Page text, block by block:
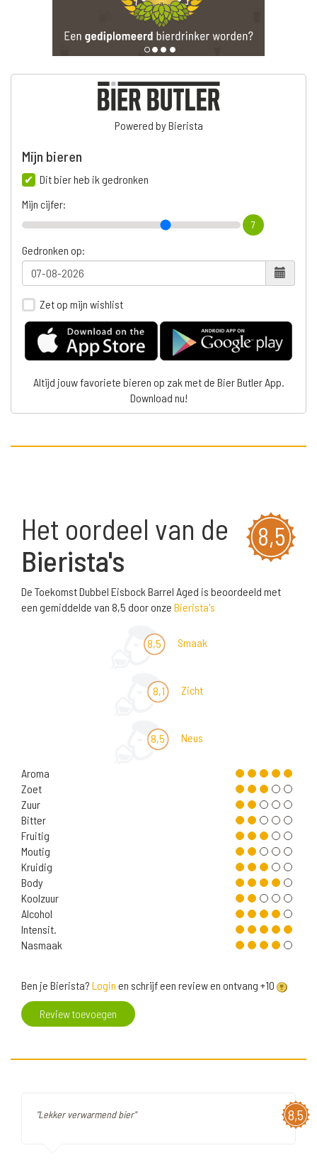
Powered by Bierista
Mijn bieren
Dit bier heb ik gedronken
Mijn cijfer:
7
Gedronken op:
Zet op mijn wishlist
Altijd jouw favoriete bieren op zak met de Bier Butler App.
Download nu!
8,5
Het oordeel van de
Bierista's
De Toekomst Dubbel Eisbock Barrel Aged is beoordeeld met
een gemiddelde van 8,5 door onze Bierista's
8,5 Smaak
8,1 Zicht
8,5 Neus
Aroma
Zoet
Zuur
Bitter
Fruitig
Moutig
Kruidig
Body
Koolzuur
Alcohol
Intensit.
Nasmaak
Ben je Bierista? Login en schrijf een review en ontvang +10
Review toevoegen
8,5
"Lekker verwarmend bier"